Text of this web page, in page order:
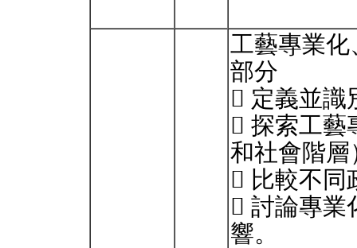
工藝專業
部分
 定義並識
 探索工藝
和社會階
 比較不同
 討論專業
響。